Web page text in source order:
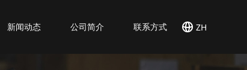
新闻动态 公司简介 联系方式 ZH